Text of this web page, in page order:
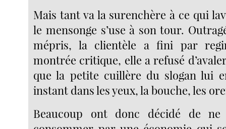
Mais tant va la surenchère à ce qui
le mensonge s’use à son tour.
mépris, la clientèle a fini par
montrée critique, elle a refusé
que la petite cuillère du slogan lui
instant dans les yeux, la bouche, les
Beaucoup ont donc décidé de